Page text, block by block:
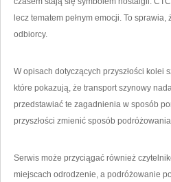
lecz tematem pełnym emocji. To
odbiorcy.
W opisach dotyczących przyszłości kolei
które pokazują, że transport szynowy
przedstawiać te zagadnienia w sposób
przyszłości zmienić sposób
Serwis może przyciągać również
miejscach odrodzenie, a podróżowanie